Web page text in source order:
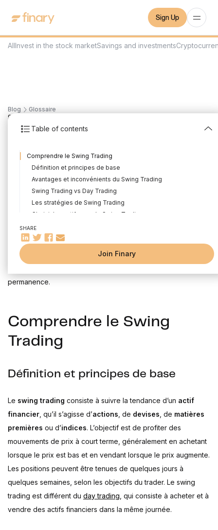
Sign Up
Blog Glossaire
Table of contents
Comprendre le Swing Trading
Définition et principes de base
Avantages et inconvénients du Swing Trading
Swing Trading vs Day Trading
Les stratégies de Swing Trading
Choisir les actifs pour le Swing Trading
Stratégies de Swing Trading
Astuces pour réussir en Swing Trading
SHARE
Join Finary
8
Written byMounir Laggoune Edited by
Dans le monde de la finance, le swing trading est une stratégie
d'investissement à court terme qui vise à profiter des
mouvements de prix des actifs financiers sur une période
allant de quelques jours à quelques semaines. Elle est
populaire auprès des traders qui cherchent à tirer profit des
permanence.
Comprendre le Swing
Trading
Définition et principes de base
Le swing trading consiste à suivre la tendance d’un actif
financier , qu’il s’agisse d’actions , de devises , de matières
premières ou d’indices. L’objectif est de profiter des
mouvements de prix à court terme, généralement en achetant
lorsque le prix est bas et en vendant lorsque le prix augmente.
Les positions peuvent être tenues de quelques jours à
quelques semaines, selon les objectifs du trader. Le swing
trading est différent du day trading , qui consiste à acheter et à
vendre des actifs financiers dans la même journée.
AllInvest in the stock marketSavings and investments